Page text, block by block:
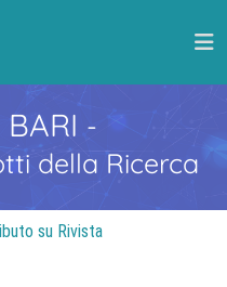
-
della Ricerca
su Rivista